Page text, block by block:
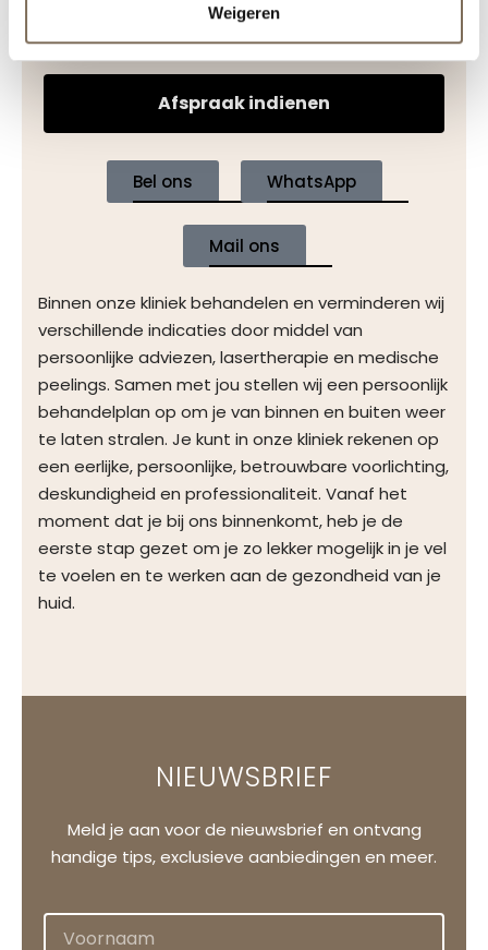
Weigeren
Afspraak indienen
Bel ons WhatsApp
Mail ons
Binnen onze kliniek behandelen en verminderen wij
verschillende indicaties door middel van
persoonlijke adviezen, lasertherapie en medische
peelings. Samen met jou stellen wij een persoonlijk
behandelplan op om je van binnen en buiten weer
te laten stralen. Je kunt in onze kliniek rekenen op
een eerlijke, persoonlijke, betrouwbare voorlichting,
deskundigheid en professionaliteit. Vanaf het
moment dat je bij ons binnenkomt, heb je de
eerste stap gezet om je zo lekker mogelijk in je vel
te voelen en te werken aan de gezondheid van je
huid.
NIEUWSBRIEF
Meld je aan voor de nieuwsbrief en ontvang
handige tips, exclusieve aanbiedingen en meer.